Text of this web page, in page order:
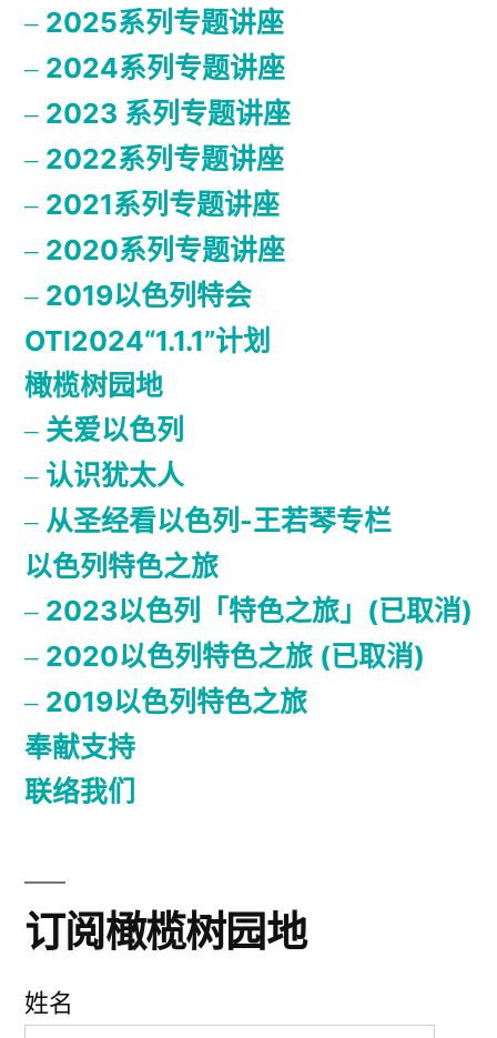
2025系列专题讲座
2024系列专题讲座
2023 系列专题讲座
2022系列专题讲座
2021系列专题讲座
2020系列专题讲座
2019以色列特会
OTI2024“1.1.1”计划
橄榄树园地
关爱以色列
认识犹太人
从圣经看以色列-王若琴专栏
以色列特色之旅
2023以色列「特色之旅」(已取消)
2020以色列特色之旅 (已取消)
2019以色列特色之旅
奉献支持
联络我们
订阅橄榄树园地
姓名